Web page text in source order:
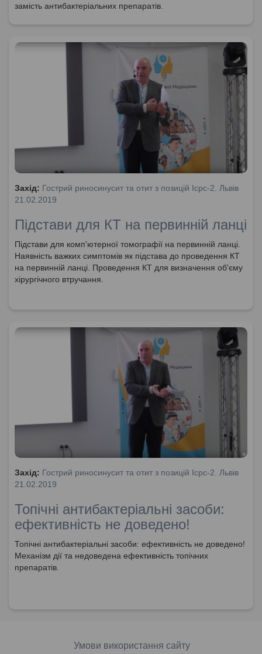
замість антибактеріальних препаратів.
Захід: Гострий риносинусит та отит з позицій Icpc-2. Львів
21.02.2019
Підстави для КТ на первинній ланці
Підстави для комп'ютерної томографії на первинній ланці.
Наявність важких симптомів як підстава до проведення КТ
на первинній ланці. Проведення КТ для визначення об'єму
хірургічного втручання.
Захід: Гострий риносинусит та отит з позицій Icpc-2. Львів
21.02.2019
Топічні антибактеріальні засоби:
ефективність не доведено!
Топічні антибактеріальні засоби: ефективність не доведено!
Механізм дії та недоведена ефективність топічних
препаратів.
Умови використання сайту